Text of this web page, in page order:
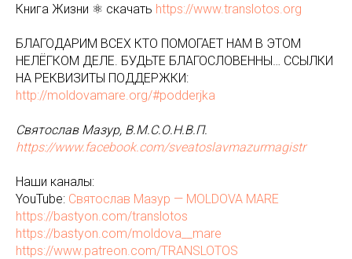
Книга Жизни ⚛️ скачать https://www.translotos.org
БЛАГОДАРИМ ВСЕХ КТО ПОМОГАЕТ НАМ В ЭТОМ
НЕЛЁГКОМ ДЕЛЕ. БУДЬТЕ БЛАГОСЛОВЕННЫ… ССЫЛКИ
НА РЕКВИЗИТЫ ПОДДЕРЖКИ:
http://moldovamare.org/#podderjka
Святослав Мазур, В.М.С.О.Н.В.П.
https://www.facebook.com/sveatoslavmazurmagistr
Наши каналы:
YouTube: Святослав Мазур — MOLDOVA MARE
https://bastyon.com/translotos
https://bastyon.com/moldova__mare
https://www.patreon.com/TRANSLOTOS